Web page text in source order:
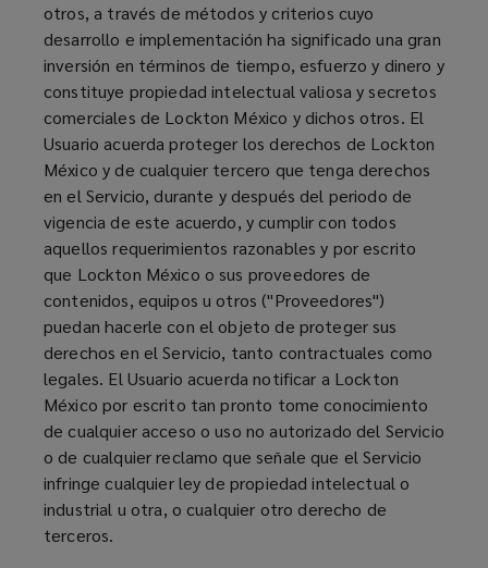
otros, a través de métodos y criterios cuyo
desarrollo e implementación ha significado una gran
inversión en términos de tiempo, esfuerzo y dinero y
constituye propiedad intelectual valiosa y secretos
comerciales de Lockton México y dichos otros. El
Usuario acuerda proteger los derechos de Lockton
México y de cualquier tercero que tenga derechos
en el Servicio, durante y después del periodo de
vigencia de este acuerdo, y cumplir con todos
aquellos requerimientos razonables y por escrito
que Lockton México o sus proveedores de
contenidos, equipos u otros ("Proveedores")
puedan hacerle con el objeto de proteger sus
derechos en el Servicio, tanto contractuales como
legales. El Usuario acuerda notificar a Lockton
México por escrito tan pronto tome conocimiento
de cualquier acceso o uso no autorizado del Servicio
o de cualquier reclamo que señale que el Servicio
infringe cualquier ley de propiedad intelectual o
industrial u otra, o cualquier otro derecho de
terceros.